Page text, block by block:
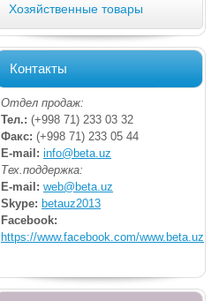
Хозяйственные товары
Контакты
Отдел продаж:
Тел.: (+998 71) 233 03 32
Факс: (+998 71) 233 05 44
E-mail: info@beta.uz
Тех.поддержка:
E-mail: web@beta.uz
Skype: betauz2013
Facebook:
https://www.facebook.com/www.beta.uz